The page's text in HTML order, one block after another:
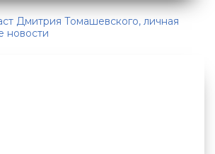
Дмитрия Томашевского, личная
новости